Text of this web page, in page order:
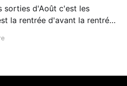
sorties d'Août c'est les
la rentrée d'avant la rentrée,